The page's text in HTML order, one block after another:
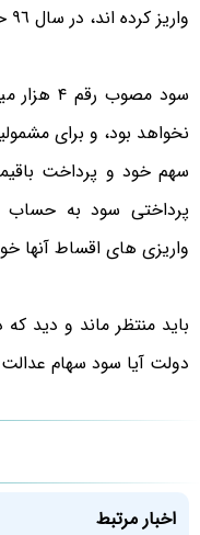
واریز کرده اند، در سال ٩٦ حدود ۱۵۰ هزار تومان است.
سود مصوب
سهم خود و پرداخت
پرداختی سود به
واریزی های اقساط آنها
دولت آیا سود سهام
اخبار مرتبط